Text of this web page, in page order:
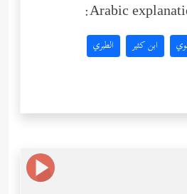
Arabic
ابن كثير الطبري